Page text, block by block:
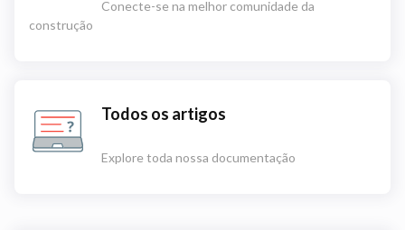
Conecte-se na melhor comunidade da
construção
Todos os artigos
Explore toda nossa documentação